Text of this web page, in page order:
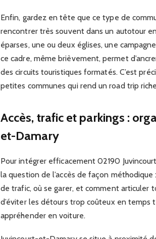
Enfin, gardez en tête que ce type de
rencontrer très souvent dans un autotour
éparses, une ou deux églises, une
ce cadre, même brièvement, permet
des circuits touristiques formatés. C’est
petites communes qui rend un road trip
Accès, trafic et parkings :
et-Damary
Pour intégrer efficacement 02190
la question de l’accès de façon
de trafic, où se garer, et comment articuler
d’éviter les détours trop coûteux en temps
appréhender en voiture.